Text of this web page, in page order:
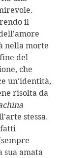
il
nella morte
del
che
un'identità,
risolta da
stessa.
sua amata